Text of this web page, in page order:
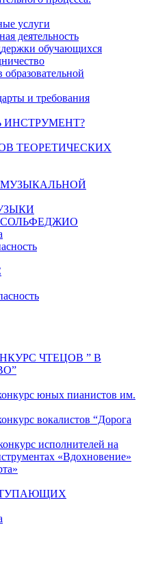
услуги
деятельность
обучающихся
и требования
ТЕОРЕТИЧЕСКИХ
ЧТЕЦОВ ” В
юных пианистов им.
вокалистов “Дорога
исполнителей на
«Вдохновение»